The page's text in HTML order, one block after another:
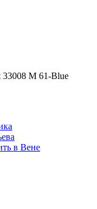
M 61-Blue
в Вене